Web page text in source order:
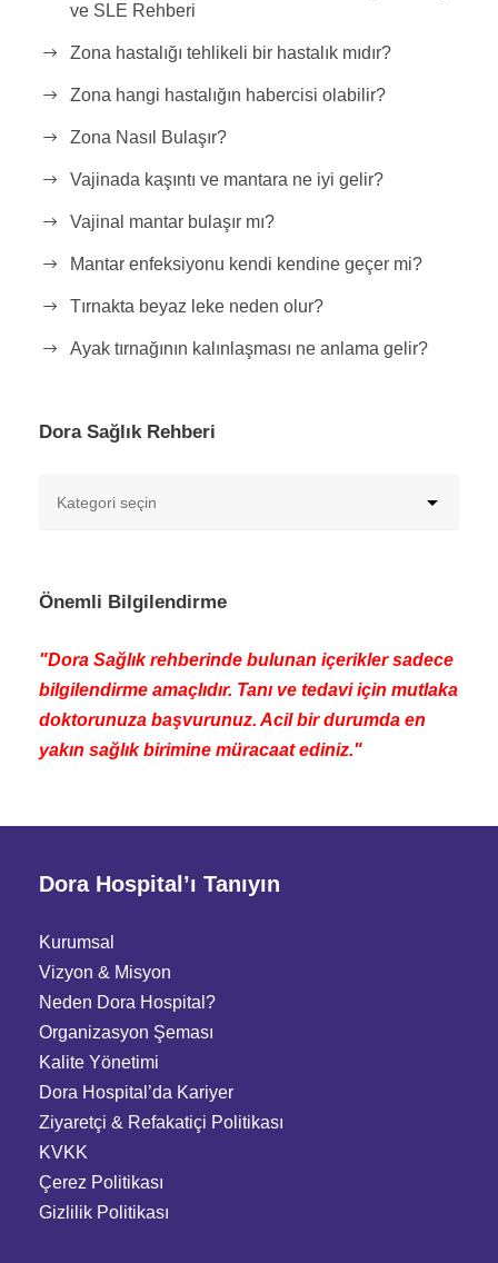
ve SLE Rehberi
Zona hastalığı tehlikeli bir hastalık mıdır?
Zona hangi hastalığın habercisi olabilir?
Zona Nasıl Bulaşır?
Vajinada kaşıntı ve mantara ne iyi gelir?
Vajinal mantar bulaşır mı?
Mantar enfeksiyonu kendi kendine geçer mi?
Tırnakta beyaz leke neden olur?
Ayak tırnağının kalınlaşması ne anlama gelir?
Dora Sağlık Rehberi
Önemli Bilgilendirme
"Dora Sağlık rehberinde bulunan içerikler sadece
bilgilendirme amaçlıdır. Tanı ve tedavi için mutlaka
doktorunuza başvurunuz. Acil bir durumda en
yakın sağlık birimine müracaat ediniz."
Dora Hospital’ı Tanıyın
Kurumsal
Vizyon & Misyon
Neden Dora Hospital?
Organizasyon Şeması
Kalite Yönetimi
Dora Hospital’da Kariyer
Ziyaretçi & Refakatiçi Politikası
KVKK
Çerez Politikası
Gizlilik Politikası